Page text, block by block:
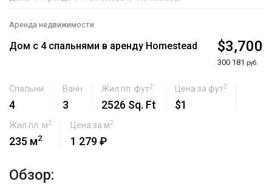
Аренда недвижимости
Дом с 4 спальнями в аренду Homestead $3,700
300 181 руб.
Спальни
4
Ванн
3
Жил.пл. фут2
2526 Sq. Ft
Цена за фут2
$1
Жил.пл. м2
235 м2
Цена за м2
1 279 ₽
Обзор: